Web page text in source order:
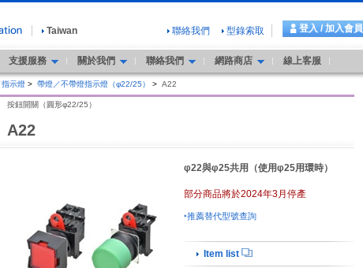
Taiwan 聯絡我們 型錄索取 登入 / 加入會員
支援服務 關於我們 聯絡我們 網路商店 線上客服
指示燈 > 帶燈／不帶燈指示燈（φ22/25） > A22
A22
按鈕開關（圓形φ22/25）
φ22與φ25共用（使用φ25用環時）
部分商品將於2024年3月停產
‣推薦替代型號查詢
Item list